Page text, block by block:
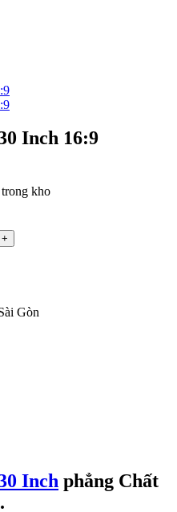
Inch 16:9
kho
+
Gòn
Inch phẳng Chất